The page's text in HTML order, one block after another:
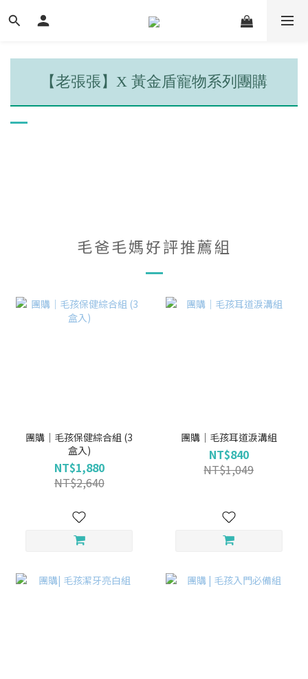
【老張張】X 黃金盾寵物系列團購
毛爸毛媽好評推薦組
團購｜毛孩保健綜合組 (3
盒入)
NT$1,880
NT$2,640
團購｜毛孩耳道淚溝組
NT$840
NT$1,049